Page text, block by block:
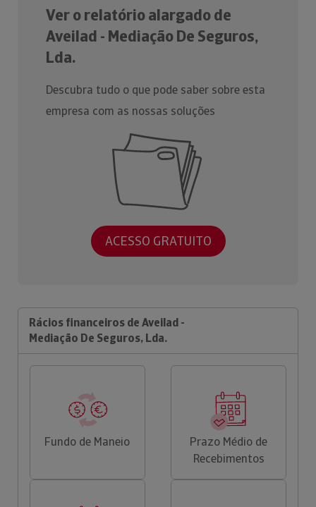
Ver o relatório alargado de
Aveilad - Mediação De Seguros,
Lda.
Descubra tudo o que pode saber sobre esta
empresa com as nossas soluções
ACESSO GRATUITO
Rácios financeiros de Aveilad -
Mediação De Seguros, Lda.
Fundo de Maneio
Prazo Médio de
Recebimentos